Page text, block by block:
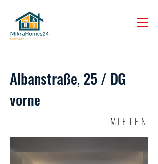
Albanstraße, 25 / DG
vorne
MIETEN